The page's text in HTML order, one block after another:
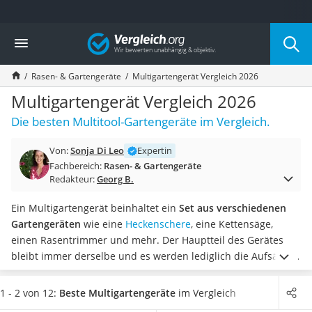
Die beliebtesten Vergleiche nach Kategorie
Baumarkt
Tresor feuerfest
Makita-Akku-Rasenmäher
Kappsäge
Smartes Türschloss
Akku-Rasentrimmer
Split-Klimaanlage 2 Innengeräte
Pelletofen
Tiefbrunnenpumpe
Fliesenschneider
Hochdruckreiniger
Doppelschleifer
Überwachungskamera
Benzinrasenmäher mit Elektrostart
Vergleich
Rasen- & Gartengeräte Multigartengerät Vergleich 2026
Multigartengerät Vergleich 2026
Die besten Multitool-Gartengeräte im Vergleich.
Von:Sonja Di Leo
Expertin
Fachbereich: Rasen- & Gartengeräte
Redakteur:Georg B.
Ein Multigartengerät beinhaltet ein Set aus verschiedenen
Gartengeräten wie eine Heckenschere, eine Kettensäge,
einen Rasentrimmer und mehr. Der Hauptteil des Gerätes
bleibt immer derselbe und es werden lediglich die Aufsätze
ausgetauscht. Somit bietet Ihnen das Tool verschiedene
Gartengeräte in einem. Wie diverse Tests im Internet zeigen,
1 - 2 von 12: Beste Multigartengeräte im Vergleich